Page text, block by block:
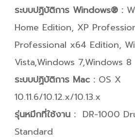
ระบบปฏิบัติการ Windows® :
Home Edition, XP
Professional x64 Edition,
Vista,Windows 7,Windows 8
ระบบปฏิบัติการ Mac : OS X
10.11.6/10.12.x/10.13.x
รุ่นหมึกที่ใช้งาน : DR-1000
Standard